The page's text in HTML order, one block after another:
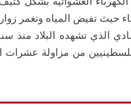
حيث تفيض المياه وتغمر
الذي تشهده البلاد منذ
من مزاولة عشرات